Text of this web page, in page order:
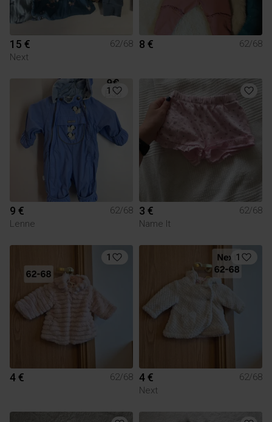
15 €
62/68
Next
8 € 62/68
1
9 €
62/68
Lenne
3 €
62/68
Name It
1
4 € 62/68
1
4 €
62/68
Next